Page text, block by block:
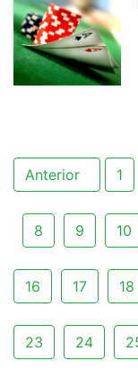
Anterior 1
8 9 10
16 17 18
23 24